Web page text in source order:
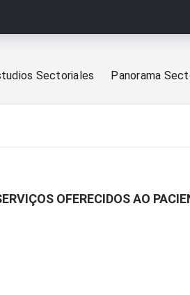
Sectoriales Panorama
OFERECIDOS AO